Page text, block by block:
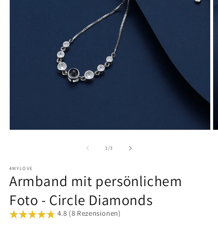
1/von
3
4MYLOVE
Armband mit persönlichem
Foto - Circle Diamonds
4.8 (8 Rezensionen)